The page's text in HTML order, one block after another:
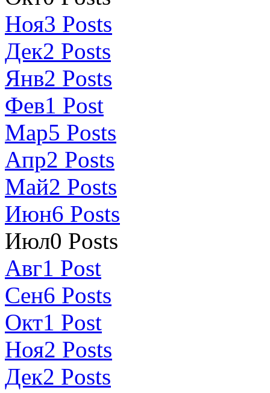
Ноя3 Posts
Дек2 Posts
Янв2 Posts
Фев1 Post
Мар5 Posts
Апр2 Posts
Май2 Posts
Июн6 Posts
Июл0 Posts
Авг1 Post
Сен6 Posts
Окт1 Post
Ноя2 Posts
Дек2 Posts